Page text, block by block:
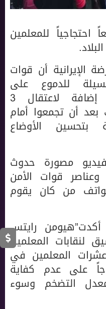
احتجاجياً للمعلمين
الإيرانية أن قوات
للدموع على
المتظاهرين لتفريقهم، إضافة لاعتقال 3
أن تجمعوا أمام
بتحسين الأوضاع
مصورة حدوث
قوات الأمن
من كان يقوم
13 نوفمبر 2018، أكدت”هيومن رايتس
لنقابات المعلمين
المعلمين في
على عدم كفاية
التضخم وسوء